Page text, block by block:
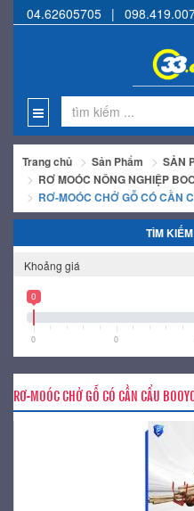
04.62605705 |
Trang chủ Sản Phẩm
SẢN
RƠ MOÓC NÔNG NGHIỆP
RƠ-MOÓC CHỞ GỖ CÓ CẦN
TÌM
Khoảng giá
0
0 0
RƠ-MOÓC CHỞ GỖ CÓ CẦN CẨU